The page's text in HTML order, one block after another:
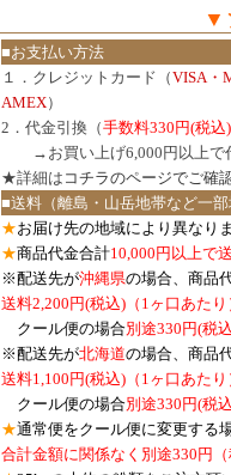
▼
■お支払い方法
１．クレジットカード（VISA・
AMEX）
2．代金引換（手数料330円(税込)
→お買い上げ6,000円以上で
★詳細は コチラのページでご確
■送料（離島・山岳地帯など一
★お届け先の地域により異なり
★商品代金合計10,000円以上で
※配送先が沖縄県の場合、商品
送料2,200円(税込)（1ヶ口あたり
クール便の場合別途330円(税
※配送先が北海道の場合、商品
送料1,100円(税込) （1ヶ口あた
クール便の場合別途330円(税
★通常便をクール便に変更する
合計金額に関係なく別途330円